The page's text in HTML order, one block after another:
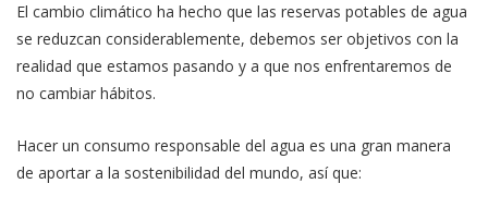
El cambio climático ha hecho que las reservas potables de agua
se reduzcan considerablemente, debemos ser objetivos con la
realidad que estamos pasando y a que nos enfrentaremos de
no cambiar hábitos.
Hacer un consumo responsable del agua es una gran manera
de aportar a la sostenibilidad del mundo, así que: